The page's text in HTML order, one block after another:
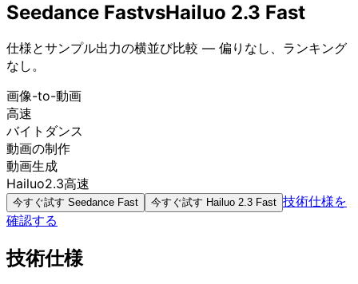
Seedance FastvsHailuo 2.3 Fast
仕様とサンプル出力の横並び比較 — 偏りなし、ランキング
なし。
画像-to-動画
高速
バイトダンス
動画の制作
動画生成
Hailuo2.3高速
今すぐ試す Seedance Fast 今すぐ試す Hailuo 2.3 Fast 技術仕様を
確認する
技術仕様